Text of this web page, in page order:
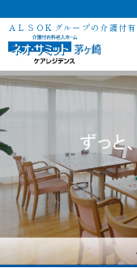
ＡＬＳＯＫグループの介護付
ずっと